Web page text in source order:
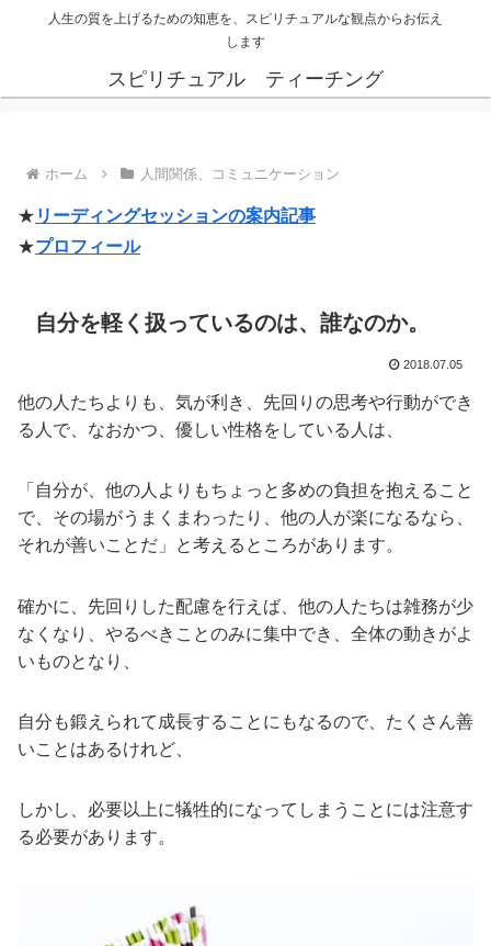
人生の質を上げるための知恵を、スピリチュアルな観点からお伝え
します
スピリチュアル ティーチング
ホーム 人間関係、コミュニケーション
★ リーディングセッションの案内記事
★プロフィール
自分を軽く扱っているのは、誰なのか。
2018.07.05
他の人たちよりも、気が利き、先回りの思考や行動ができ
る人で、なおかつ、優しい性格をしている人は、
「自分が、他の人よりもちょっと多めの負担を抱えること
で、その場がうまくまわったり、他の人が楽になるなら、
それが善いことだ」と考えるところがあります。
確かに、先回りした配慮を行えば、他の人たちは雑務が少
なくなり、やるべきことのみに集中でき、全体の動きがよ
いものとなり、
自分も鍛えられて成長することにもなるので、たくさん善
いことはあるけれど、
しかし、必要以上に犠牲的になってしまうことには注意す
る必要があります。